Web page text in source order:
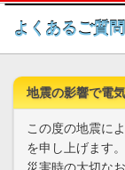
よくあるご質
地震の影響で電
この度の地震に
を申し上げます。